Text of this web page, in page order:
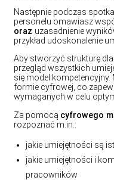
Następnie podczas
personelu omawiasz
oraz uzasadnienie
przykład udoskonalenie
Aby stworzyć strukturę
przegląd wszystkich
się model kompetencyjny.
formie cyfrowej, co
wymaganych w celu
Za pomocą cyfrowego
rozpoznać m.in.:
jakie umiejętności są
jakie umiejętności i
pracowników